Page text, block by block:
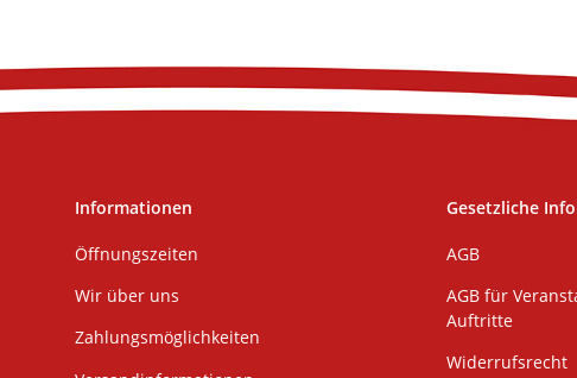
Informationen
Öffnungszeiten
Wir über uns
Zahlungsmöglichkeiten
Gesetzliche
AGB
AGB für
Auftritte
Widerrufsrecht